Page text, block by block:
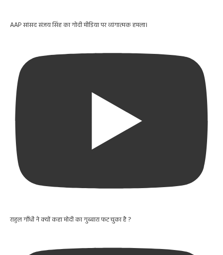
AAP सांसद संजय सिंह का गोदी मीडिया पर व्यंगात्मक हमला।
राहुल गाँधी ने क्यों कहा मोदी का गुब्बारा फट चुका है ?